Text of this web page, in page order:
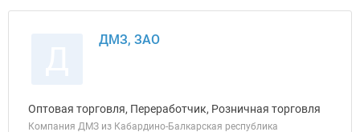
ДМЗ, ЗАО
Оптовая торговля, Переработчик, Розничная торговля
Компания ДМЗ из Кабардино-Балкарская республика